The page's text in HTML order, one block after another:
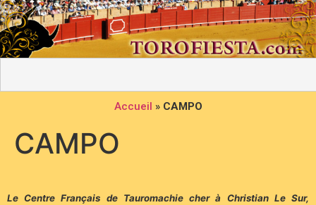
Accueil » CAMPO
CAMPO
Le Centre Français de Tauromachie cher à Christian Le Sur,